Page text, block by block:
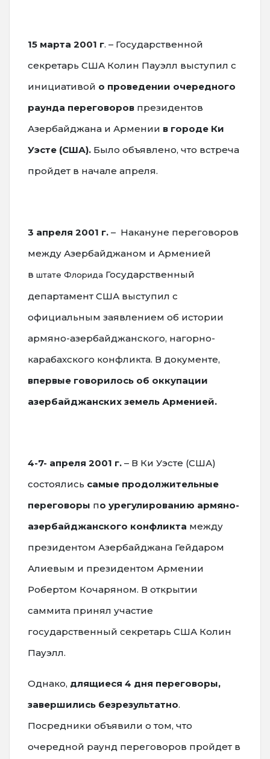
15 марта 2001 г. – Государственной
секретарь США Колин Пауэлл выступил с
инициативой о проведении очередного
раунда переговоров президентов
Азербайджана и Армении в городе Ки
Уэсте (США). Было объявлено, что встреча
пройдет в начале апреля.
3 апреля 2001 г. – Накануне переговоров
между Азербайджаном и Арменией
в штате Флорида Государственный
департамент США выступил с
официальным заявлением об истории
армяно-азербайджанского, нагорно-
карабахского конфликта. В документе,
впервые говорилось об оккупации
азербайджанских земель Арменией.
4-7- апреля 2001 г. – В Ки Уэсте (США)
состоялись самые продолжительные
переговоры по урегулированию армяно-
азербайджанского конфликта между
президентом Азербайджана Гейдаром
Алиевым и президентом Армении
Робертом Кочаряном. В открытии
саммита принял участие
государственный секретарь США Колин
Пауэлл.
Однако, длящиеся 4 дня переговоры,
завершились безрезультатно.
Посредники объявили о том, что
очередной раунд переговоров пройдет в